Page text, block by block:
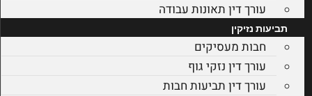
עורך דין תאונות עבודה
תביעות נזיקין
חבות מעסיקים
עורך דין נזקי גוף
עורך דין תביעות חבות